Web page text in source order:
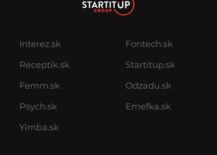
Interez.sk
Receptik.sk
Femm.sk
Psych.sk
Yimba.sk
Fontech.sk
Startitup.sk
Odzadu.sk
Emefka.sk